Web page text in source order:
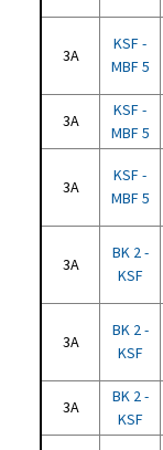
3A
KSF -
MBF 5
3A
KSF -
MBF 5
3A
KSF -
MBF 5
3A
BK 2 -
KSF
3A
BK 2 -
KSF
3A
BK 2 -
KSF